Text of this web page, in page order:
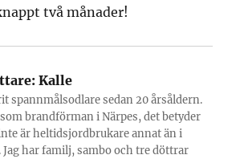
två månader!
Kalle
spannmålsodlare sedan 20 årsåldern.
brandförman i Närpes, det betyder
är heltidsjordbrukare annat än i
Jag har familj, sambo och tre döttrar